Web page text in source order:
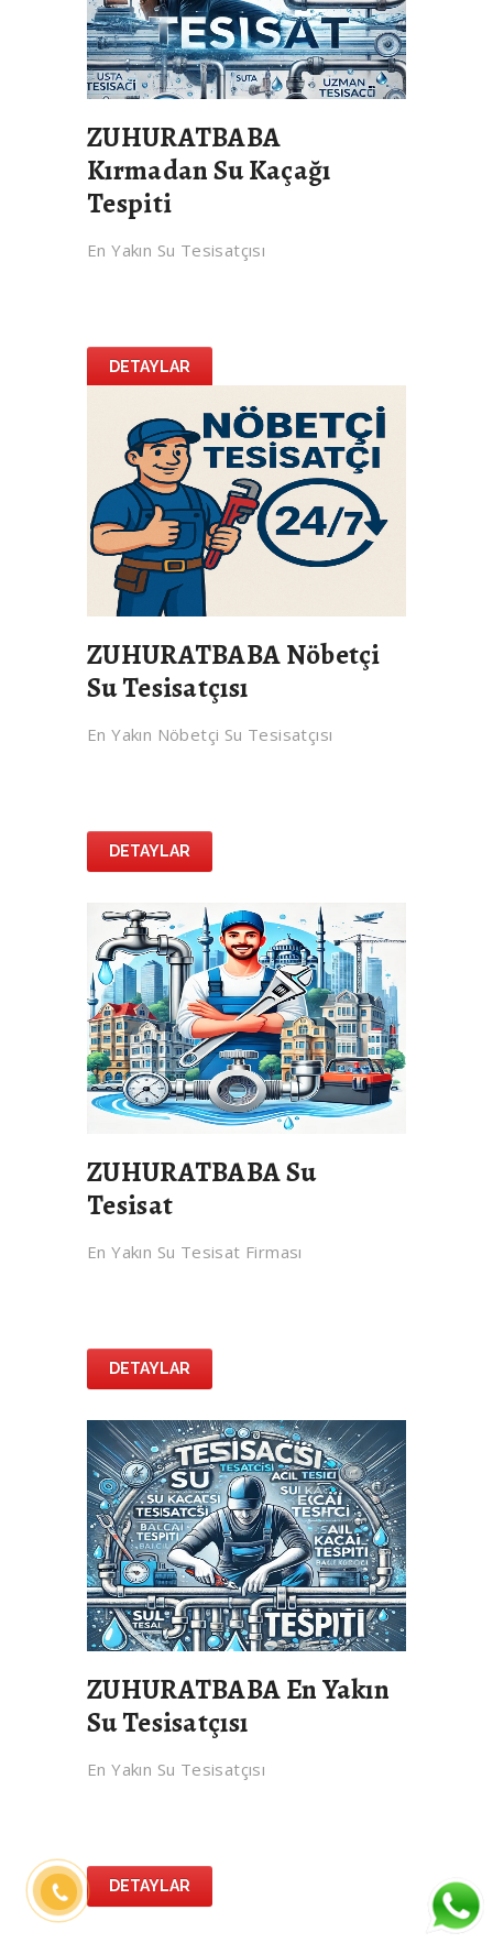
ZUHURATBABA
Kırmadan Su Kaçağı
Tespiti
En Yakın Su Tesisatçısı
DETAYLAR
ZUHURATBABA Nöbetçi
Su Tesisatçısı
En Yakın Nöbetçi Su Tesisatçısı
DETAYLAR
ZUHURATBABA Su
Tesisat
En Yakın Su Tesisat Firması
DETAYLAR
ZUHURATBABA En Yakın
Su Tesisatçısı
En Yakın Su Tesisatçısı
DETAYLAR